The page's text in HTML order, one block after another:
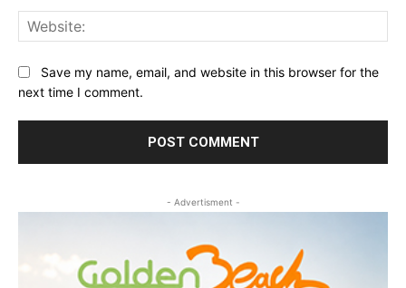
Save my name, email, and website in this browser for the
next time I comment.
- Advertisment -